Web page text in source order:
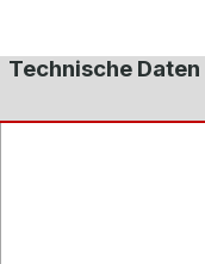
Technische Daten